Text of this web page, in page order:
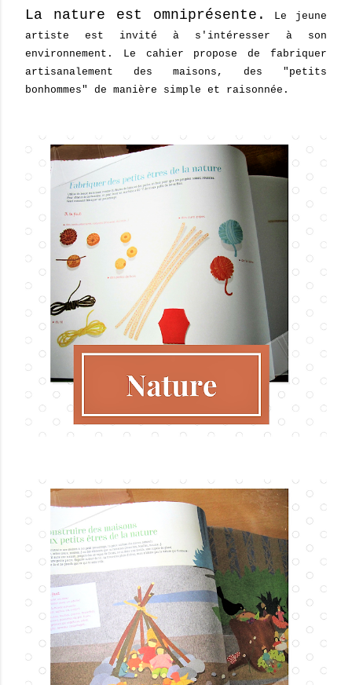
La nature est omniprésente.
Le jeune
artiste est invité à s'intéresser à son
environnement. Le cahier propose de fabriquer
artisanalement des maisons, des "petits
bonhommes" de manière simple et raisonnée.